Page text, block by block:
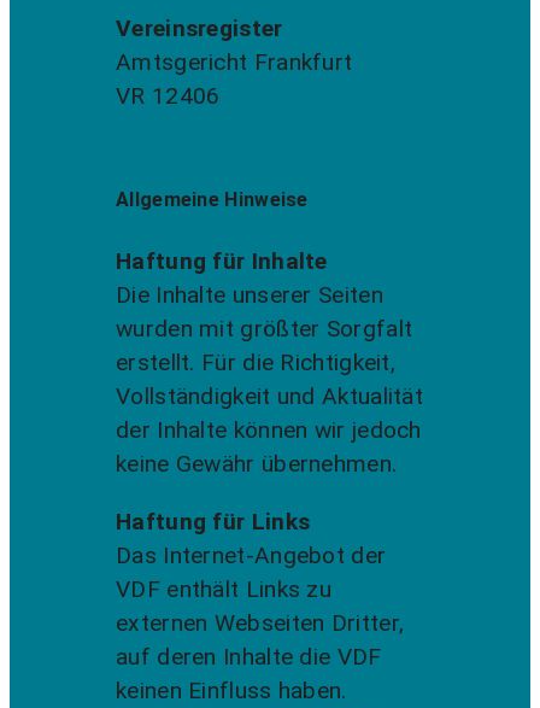
Vereinsregister
Amtsgericht Frankfurt
VR 12406
Allgemeine Hinweise
Haftung für Inhalte
Die Inhalte unserer Seiten
wurden mit größter Sorgfalt
erstellt. Für die Richtigkeit,
Vollständigkeit und Aktualität
der Inhalte können wir jedoch
keine Gewähr übernehmen.
Haftung für Links
Das Internet-Angebot der
VDF enthält Links zu
externen Webseiten Dritter,
auf deren Inhalte die VDF
keinen Einfluss haben.